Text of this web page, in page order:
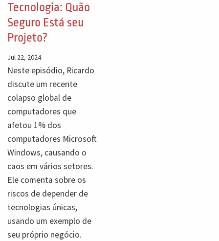
Tecnologia: Quão
Seguro Está seu
Projeto?
Jul 22, 2024
Neste episódio, Ricardo
discute um recente
colapso global de
computadores que
afetou 1% dos
computadores Microsoft
Windows, causando o
caos em vários setores.
Ele comenta sobre os
riscos de depender de
tecnologias únicas,
usando um exemplo de
seu próprio negócio.